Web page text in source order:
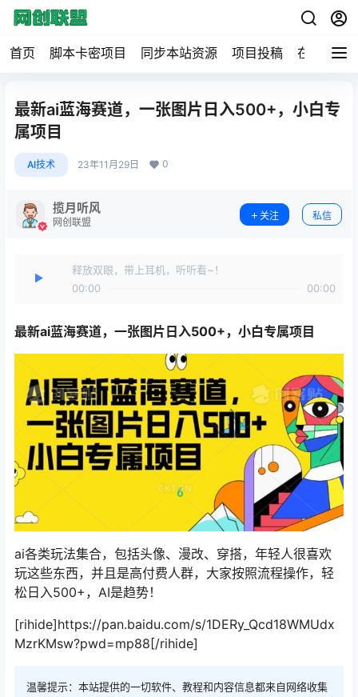
首页 脚本卡密项目 同步本站资源 项目投稿 在线工具
最新ai蓝海赛道，一张图片日入500+，小白专
属项目
AI技术 23年11月29日 0
揽月听风
网创联盟
关注 私信
释放双眼，带上耳机，听听看~！
00:00
00:00
最新ai蓝海赛道，一张图片日入500+，小白专属项目
ai各类玩法集合，包括头像、漫改、穿搭，年轻人很喜欢
玩这些东西，并且是高付费人群，大家按照流程操作，轻
松日入500+，AI是趋势！
[rihide]https://pan.baidu.com/s/1DERy_Qcd18WMUdx
MzrKMsw?pwd=mp88[/rihide]
温馨提示：本站提供的一切软件、教程和内容信息都来自网络收集